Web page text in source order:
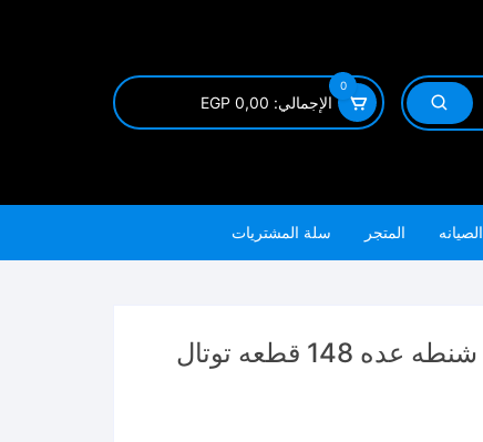
0
الإجمالي: 0,00
EGP
الصيانه المتجر سلة المشتريات